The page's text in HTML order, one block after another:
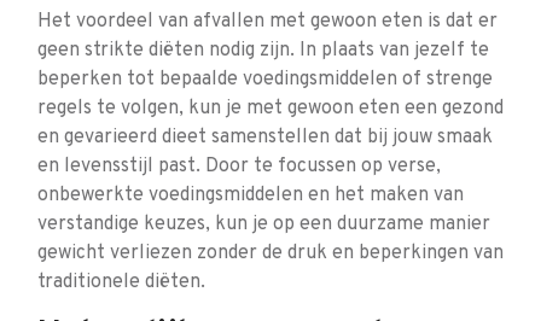
Het voordeel van afvallen met gewoon eten is dat er
geen strikte diëten nodig zijn. In plaats van jezelf te
beperken tot bepaalde voedingsmiddelen of strenge
regels te volgen, kun je met gewoon eten een gezond
en gevarieerd dieet samenstellen dat bij jouw smaak
en levensstijl past. Door te focussen op verse,
onbewerkte voedingsmiddelen en het maken van
verstandige keuzes, kun je op een duurzame manier
gewicht verliezen zonder de druk en beperkingen van
traditionele diëten.